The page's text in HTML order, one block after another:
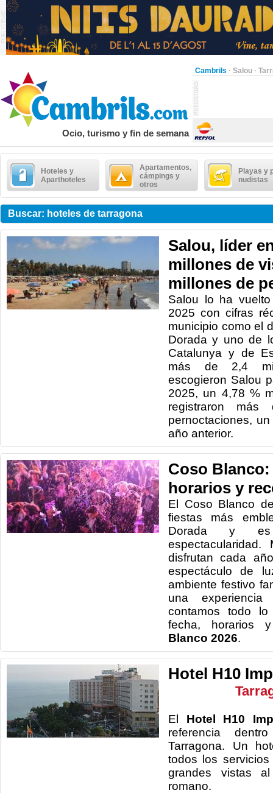
Cambrils · Salou ·
Ocio, turismo y fin de semana
Hoteles y
Aparthoteles
Apartamentos,
cámpings y
otros
Playas y
nudistas
Buscar: hoteles de tarragona
Salou, líder
millones de
millones de
Salou lo ha
2025 con cifras
municipio como el
Dorada y uno de
Catalunya y de
más de 2,4
escogieron Salou
2025, un 4,78 %
registraron
pernoctaciones,
año anterior.
Coso
horarios y
El Coso Blanco
fiestas más
Dorada y
espectacularidad.
disfrutan cada
espectáculo de
ambiente festivo
una
contamos todo
fecha, horarios
Blanco 2026.
Hotel H10
El Hotel H10
referencia
Tarragona. Un
todos los
grandes vistas